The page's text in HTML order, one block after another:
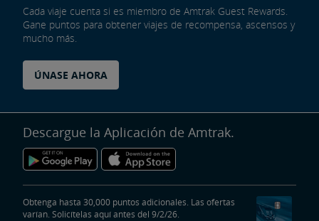
Cada viaje cuenta si es miembro de Amtrak Guest Rewards.
Gane puntos para obtener viajes de recompensa, ascensos y
mucho más.
ÚNASE AHORA
Descargue la Aplicación de Amtrak.
Obtenga hasta 30,000 puntos adicionales. Las ofertas
varían. Solicítelas aquí antes del 9/2/26.